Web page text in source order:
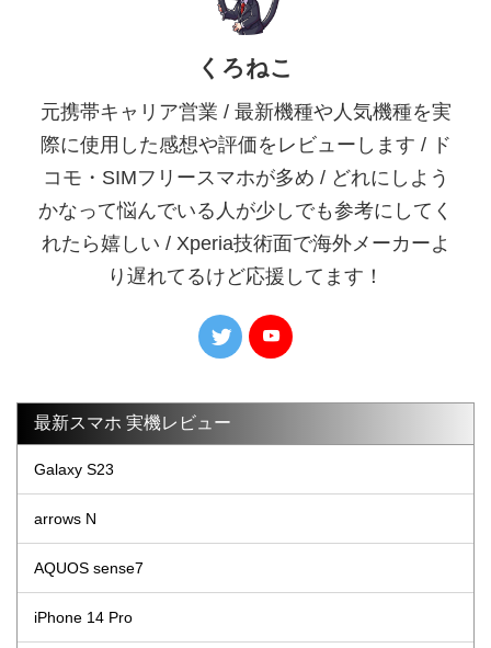
くろねこ
元携帯キャリア営業 / 最新機種や人気機種を実
際に使用した感想や評価をレビューします / ド
コモ・SIMフリースマホが多め / どれにしよう
かなって悩んでいる人が少しでも参考にしてく
れたら嬉しい / Xperia技術面で海外メーカーよ
り遅れてるけど応援してます！
最新スマホ 実機レビュー
Galaxy S23
arrows N
AQUOS sense7
iPhone 14 Pro